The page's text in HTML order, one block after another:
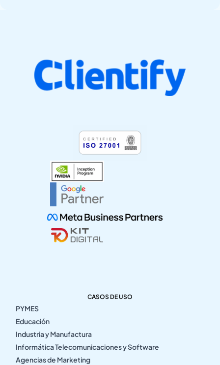
CASOS DE USO
PYMES
Educación
Industria y Manufactura
Informática Telecomunicaciones y Software
Agencias de Marketing